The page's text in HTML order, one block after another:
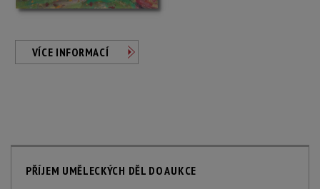
VÍCE INFORMACÍ
PŘÍJEM UMĚLECKÝCH DĚL DO AUKCE